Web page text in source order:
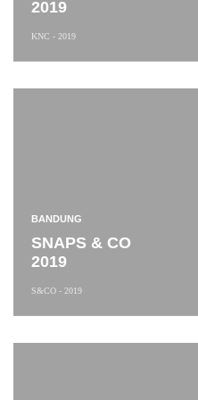
2019
KNC - 2019
BANDUNG
SNAPS & CO
2019
S&CO - 2019